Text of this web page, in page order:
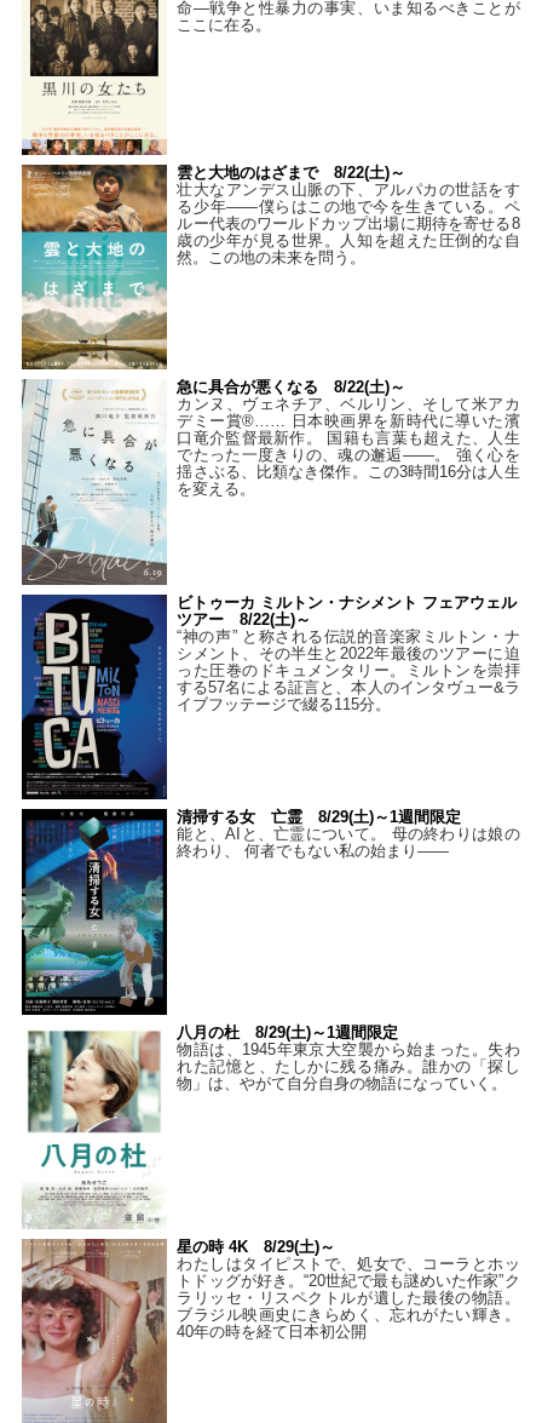
命―戦争と性暴力の事実、いま知るべきことが
ここに在る。
雲と大地のはざまで 8/22(土)～
壮大なアンデス山脈の下、アルパカの世話をす
る少年――僕らはこの地で今を生きている。ペ
ルー代表のワールドカップ出場に期待を寄せる8
歳の少年が見る世界。人知を超えた圧倒的な自
然。この地の未来を問う。
急に具合が悪くなる 8/22(土)～
カンヌ、ヴェネチア、ベルリン、そして米アカ
デミー賞®…… 日本映画界を新時代に導いた濱
口竜介監督最新作。 国籍も言葉も超えた、人生
でたった一度きりの、魂の邂逅――。 強く心を
揺さぶる、比類なき傑作。この3時間16分は人生
を変える。
ビトゥーカ ミルトン・ナシメント フェアウェル
ツアー 8/22(土)～
“神の声” と称される伝説的音楽家ミルトン・ナ
シメント、その半生と2022年最後のツアーに迫
った圧巻のドキュメンタリー。ミルトンを崇拝
する57名による証言と、本人のインタヴュー&ラ
イブフッテージで綴る115分。
清掃する女 亡霊 8/29(土)～1週間限定
能と、AIと、亡霊について。 母の終わりは娘の
終わり、 何者でもない私の始まり――
八月の杜 8/29(土)～1週間限定
物語は、1945年東京大空襲から始まった。失わ
れた記憶と、たしかに残る痛み。誰かの「探し
物」は、やがて自分自身の物語になっていく。
星の時 4K 8/29(土)～
わたしはタイピストで、処⼥で、コーラとホッ
トドッグが好き。“20世紀で最も謎めいた作家”ク
ラリッセ・リスペクトルが遺した最後の物語。
ブラジル映画史にきらめく、忘れがたい輝き。
40年の時を経て⽇本初公開